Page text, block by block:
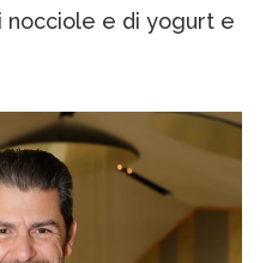
nocciole e di yogurt e